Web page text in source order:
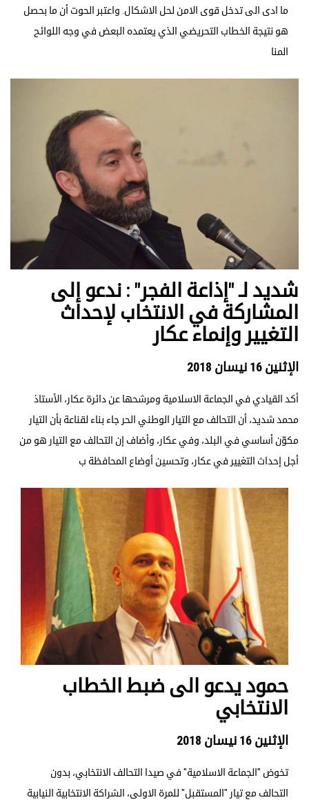
ما ادى الى تدخل قوى الامن لحل الاشكال. واعتبر الحوت أن ما بحصل
هو نتيجة الخطاب التحريضي الذي يعتمده البعض في وجه اللوائح
المنا
شديد لـ "إذاعة الفجر" : ندعو إلى
المشاركة في الانتخاب لإحداث
التغيير وإنماء عكار
الإثنين 16 نيسان 2018
أكد القيادي في الجماعة الاسلامية ومرشحها عن دائرة عكار، الأستاذ
محمد شديد، أن التحالف مع التيار الوطني الحر جاء بناء لقناعة بأن التيار
مكوّن أساسي في البلد، وفي عكار، وأضاف إن التحالف مع التيار هو من
أجل إحداث التغيير في عكار، وتحسين أوضاع المحافظة ب
حمود يدعو الى ضبط الخطاب
الانتخابي
الإثنين 16 نيسان 2018
تخوض "الجماعة الاسلامية" في صيدا التحالف الانتخابي، بدون
التحالف مع تيار "المستقبل" للمرة الاولى، الشراكة الانتخابية النيابية